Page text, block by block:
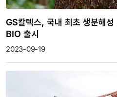
GS칼텍스, 국내 최초 생분해
BIO 출시
2023-09-19